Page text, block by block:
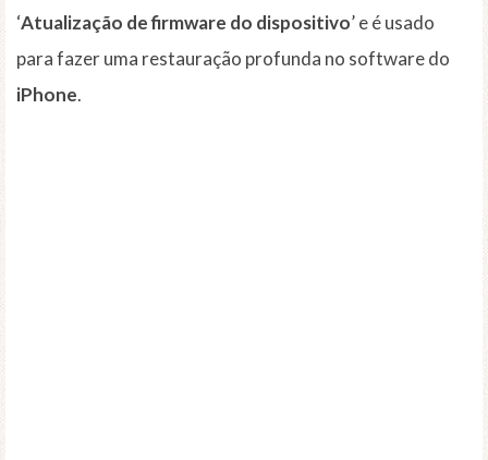
‘Atualização de firmware do dispositivo’ e é usado
para fazer uma restauração profunda no software do
iPhone.